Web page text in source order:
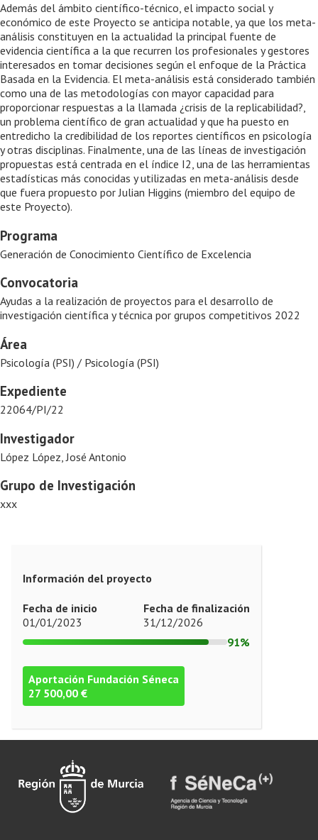
Además del ámbito científico-técnico, el impacto social y
económico de este Proyecto se anticipa notable, ya que los meta-
análisis constituyen en la actualidad la principal fuente de
evidencia científica a la que recurren los profesionales y gestores
interesados en tomar decisiones según el enfoque de la Práctica
Basada en la Evidencia. El meta-análisis está considerado también
como una de las metodologías con mayor capacidad para
proporcionar respuestas a la llamada ¿crisis de la replicabilidad?,
un problema científico de gran actualidad y que ha puesto en
entredicho la credibilidad de los reportes científicos en psicología
y otras disciplinas. Finalmente, una de las líneas de investigación
propuestas está centrada en el índice I2, una de las herramientas
estadísticas más conocidas y utilizadas en meta-análisis desde
que fuera propuesto por Julian Higgins (miembro del equipo de
este Proyecto).
Programa
Generación de Conocimiento Científico de Excelencia
Convocatoria
Ayudas a la realización de proyectos para el desarrollo de
investigación científica y técnica por grupos competitivos 2022
Área
Psicología (PSI) / Psicología (PSI)
Expediente
22064/PI/22
Investigador
López López, José Antonio
Grupo de Investigación
xxx
Información del proyecto
Fecha de inicio
01/01/2023
Fecha de finalización
31/12/2026
91%
Aportación Fundación Séneca
27 500,00 €